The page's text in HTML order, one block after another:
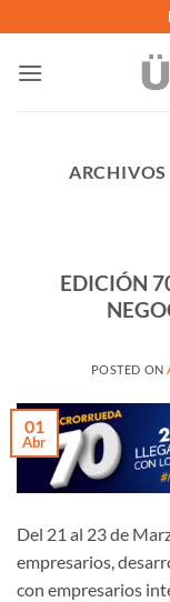
al
contenido
EDICIÓN
POSTED ON
01
Abr
Del 21 al 23 de
empresarios,
con empresarios